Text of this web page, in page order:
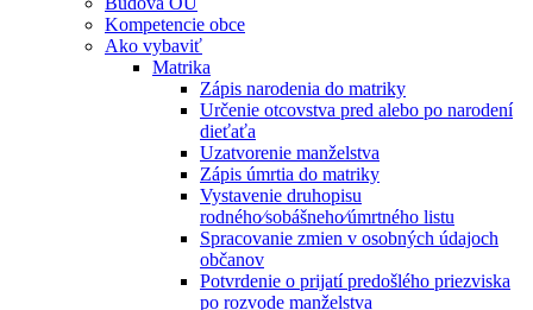
Kompetencie obce
Ako vybaviť
Matrika
Zápis narodenia do matriky
Určenie otcovstva pred alebo po narodení
dieťaťa
Uzatvorenie manželstva
Zápis úmrtia do matriky
Vystavenie druhopisu
rodného⁄sobášneho⁄úmrtného listu
Spracovanie zmien v osobných údajoch
občanov
Potvrdenie o prijatí predošlého priezviska
po rozvode manželstva